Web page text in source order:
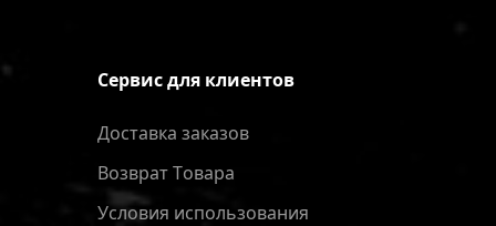
Сервис для клиентов
Доставка заказов
Bозврат Tовара
Условия использования